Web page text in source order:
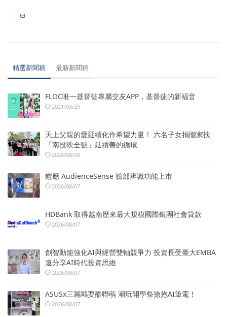
精選新聞稿 最新新聞稿
FLOC唯一基督徒專屬交友APP，基督徒的新福音
2021/03/29
天上父親的愛延續化作希望力量！ 六名子女捐贈家扶
「南投映全號」延續善的循環
2026/08/08
鎧應 AudienceSense 臉部辨識功能上市
2026/08/07
HDBank 取得越南歷來最大規模國際銀團社會貸款
2026/08/07
創智動能強化AI與經營雙軸競爭力 投資長受臺大EMBA
邀分享AI時代投資思維
2026/08/07
ASUSx三麗鷗耍酷聯萌 潮玩開學祭搶抱AI筆電！
2026/08/07